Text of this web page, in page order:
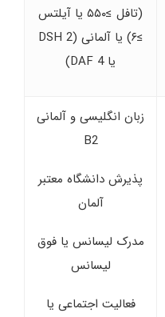
(تافل ≥۵۵۰ یا آیلتس
≥۶) یا آلمانی (DSH 2
یا DAF 4)
زبان انگلیسی و آلمانی
B2
پذیرش دانشگاه معتبر
آلمان
مدرک لیسانس یا فوق
لیسانس
فعالیت اجتماعی یا